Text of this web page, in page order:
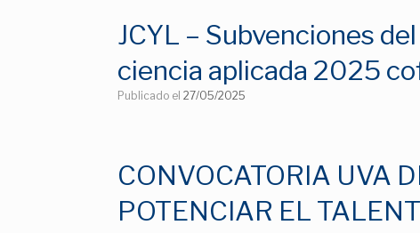
JCYL – Subvenciones
ciencia aplicada 2025
Publicado el 27/05/2025
CONVOCATORIA UVA
POTENCIAR EL